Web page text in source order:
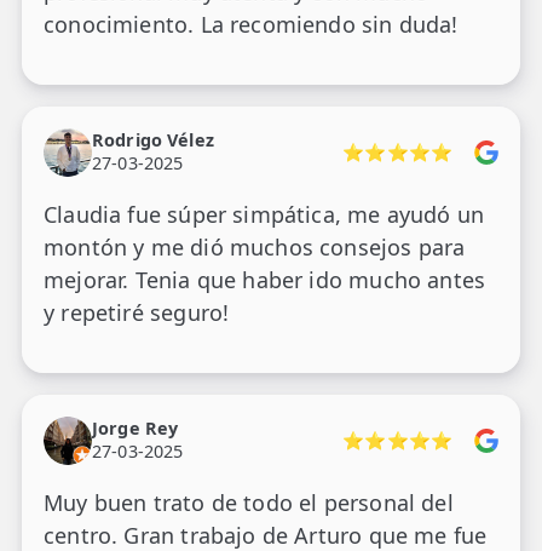
conocimiento. La recomiendo sin duda!
Rodrigo Vélez
27-03-2025
⭐⭐⭐⭐⭐
Claudia fue súper simpática, me ayudó un
montón y me dió muchos consejos para
mejorar. Tenia que haber ido mucho antes
y repetiré seguro!
Jorge Rey
27-03-2025
⭐⭐⭐⭐⭐
Muy buen trato de todo el personal del
centro. Gran trabajo de Arturo que me fue